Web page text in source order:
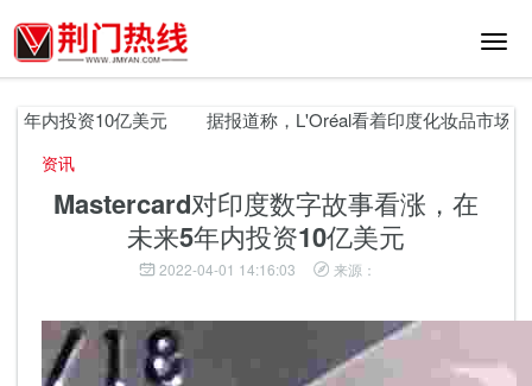
切
航
投资10亿美元 据报道称，L'Oréal看着印度化妆品市场的收购
资讯
Mastercard对印度数字故事看涨，在
未来5年内投资10亿美元
2022-04-01 14:16:03 来源：